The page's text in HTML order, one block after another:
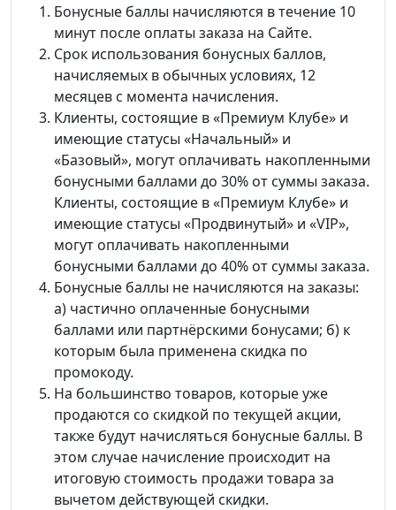
Бонусные баллы начисляются в течение 10
минут после оплаты заказа на Сайте.
Срок использования бонусных баллов,
начисляемых в обычных условиях, 12
месяцев с момента начисления.
Клиенты, состоящие в «Премиум Клубе» и
имеющие статусы «Начальный» и
«Базовый», могут оплачивать накопленными
бонусными баллами до 30% от суммы заказа.
Клиенты, состоящие в «Премиум Клубе» и
имеющие статусы «Продвинутый» и «VIP»,
могут оплачивать накопленными
бонусными баллами до 40% от суммы заказа.
Бонусные баллы не начисляются на заказы:
а) частично оплаченные бонусными
баллами или партнёрскими бонусами; б) к
которым была применена скидка по
промокоду.
На большинство товаров, которые уже
продаются со скидкой по текущей акции,
также будут начисляться бонусные баллы. В
этом случае начисление происходит на
итоговую стоимость продажи товара за
вычетом действующей скидки.